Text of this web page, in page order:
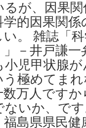
るが、因果
学的因果関
。 雑誌「
」－井戸謙
小児甲状腺
う極めてま
万人です
ないか、で
島県県民健